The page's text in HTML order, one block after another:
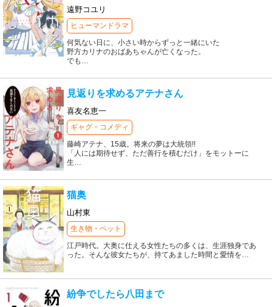
遠野コユリ
ヒューマンドラマ
何気ない日に、小さい時からずっと一緒にいた
野方カリナのおばあちゃんが亡くなった。
でも …
見返りを求めるアテナさん
喜友名恵一
ギャグ・コメディ
藤崎アテナ、15歳。将来の夢は大統領!!
「人には期待せず、ただ善行を積むだけ」をモットーに
生…
猫奥
山村東
生き物・ペット
江戸時代。大奥に仕える女性たちの多くは、生涯独身であ
った。そんな彼女たちが、持てあました時間と愛情を…
紛争でしたら八田まで